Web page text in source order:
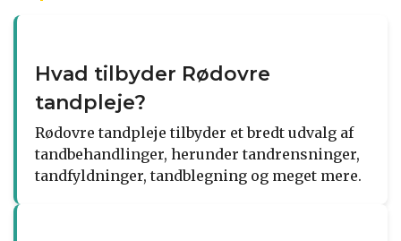
Hvad tilbyder Rødovre
tandpleje?
Rødovre tandpleje tilbyder et bredt udvalg af
tandbehandlinger, herunder tandrensninger,
tandfyldninger, tandblegning og meget mere.